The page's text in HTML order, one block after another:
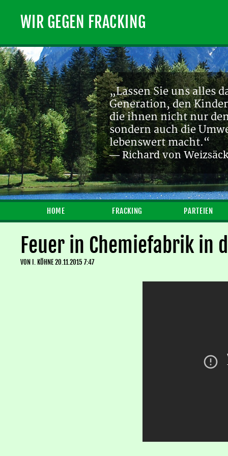
WIR GEGEN FRACKING
„Lassen Sie uns alles
Generation, den
die ihnen nicht nur
sondern auch die
lebenswert macht.“
— Richard von
HOME FRACKING PARTEIEN
Feuer in Chemiefabrik in
VON I. KÖHNE20.11.2015 7:47